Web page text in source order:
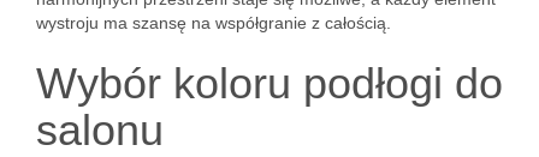
wystroju ma szansę na współgranie z całością.
Wybór koloru podłogi do
salonu